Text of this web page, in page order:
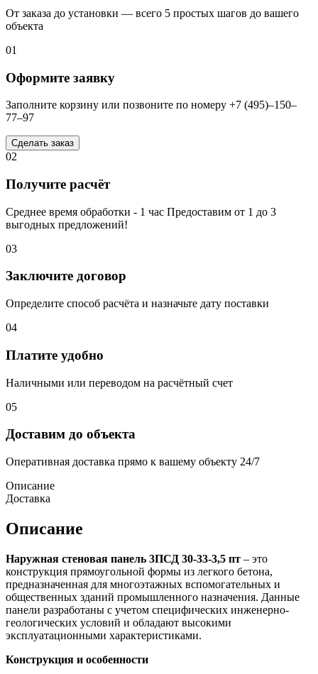
От заказа до установки — всего 5 простых шагов до вашего
объекта
01
Оформите заявку
Заполните корзину или позвоните по номеру +7 (495)–150–
77–97
Сделать заказ
02
Получите расчёт
Среднее время обработки - 1 час Предоставим от 1 до 3
выгодных предложений!
03
Заключите договор
Определите способ расчёта и назначьте дату поставки
04
Платите удобно
Наличными или переводом на расчётный счет
05
Доставим до объекта
Оперативная доставка прямо к вашему объекту 24/7
Описание
Доставка
Описание
Наружная стеновая панель 3ПСД 30-33-3,5 пт – это
конструкция прямоугольной формы из легкого бетона,
предназначенная для многоэтажных вспомогательных и
общественных зданий промышленного назначения. Данные
панели разработаны с учетом специфических инженерно-
геологических условий и обладают высокими
эксплуатационными характеристиками.
Конструкция и особенности